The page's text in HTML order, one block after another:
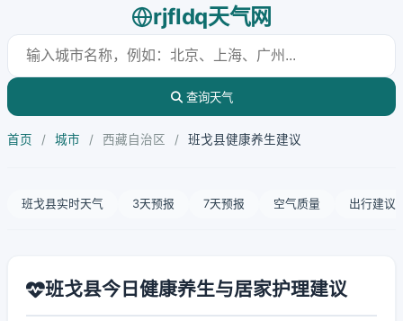
rjfldq天气网
查询天气
首页 / 城市 / 西藏自治区 / 班戈县健康养生建议
班戈县实时天气 3天预报 7天预报 空气质量 出行建议
班戈县今日健康养生与居家护理建议